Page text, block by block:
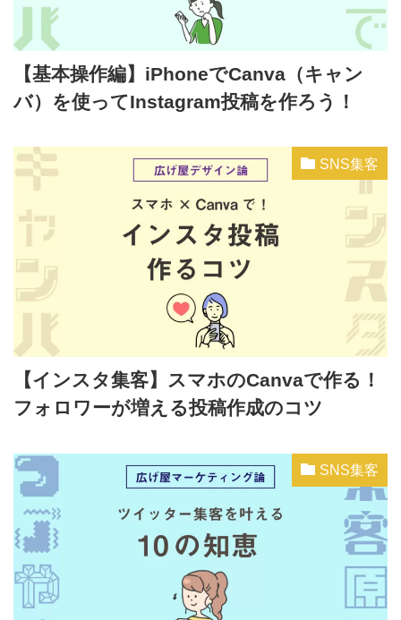
【基本操作編】iPhoneでCanva（キャン
バ）を使ってInstagram投稿を作ろう！
SNS集客
【インスタ集客】スマホのCanvaで作る！
フォロワーが増える投稿作成のコツ
SNS集客